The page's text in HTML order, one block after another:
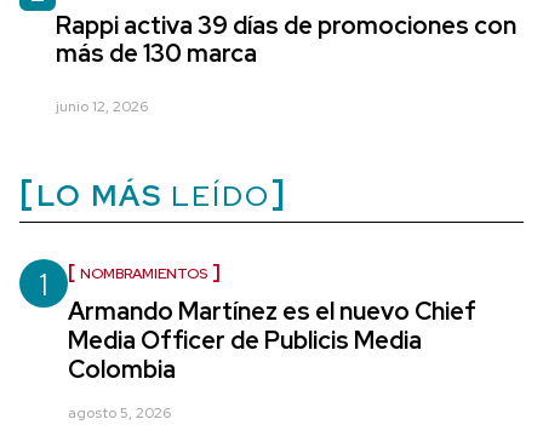
Rappi activa 39 días de promociones con
más de 130 marca
junio 12, 2026
LO MÁS LEÍDO
1 NOMBRAMIENTOS
Armando Martínez es el nuevo Chief
Media Officer de Publicis Media
Colombia
agosto 5, 2026